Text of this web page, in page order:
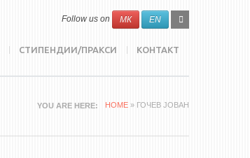
SEARCH
FORM
Search
Follow us on МК EN
СТИПЕНДИИ/ПРАКСИ КОНТАКТ
YOU ARE HERE HOME » ГОЧЕВ ЈОВАН